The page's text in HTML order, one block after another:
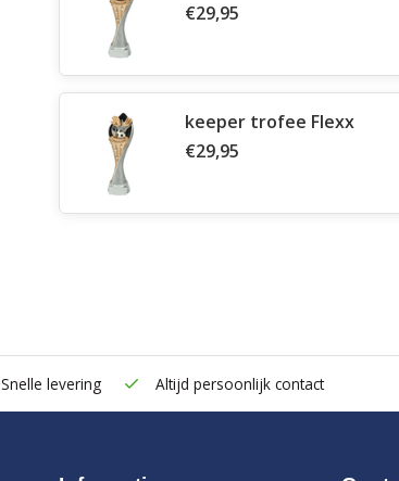
€29,95
keeper trofee Flexx
€29,95
Snelle levering Altijd persoonlijk contact